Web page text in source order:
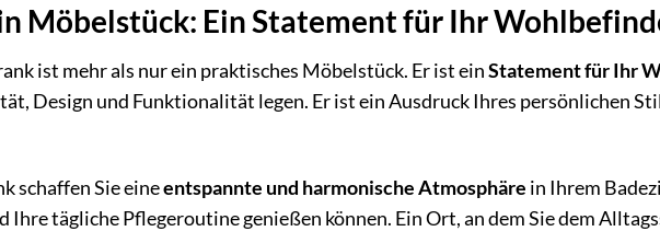
Möbelstück: Ein Statement für Ihr
ist mehr als nur ein praktisches Möbelstück. Er ist einStatement für Ihr
Design und Funktionalität legen. Er ist ein Ausdruck Ihres persönlichen
schaffen Sie eineentspannte und harmonische Atmosphäre in Ihrem
Ihre tägliche Pflegeroutine genießen können. Ein Ort, an dem Sie dem